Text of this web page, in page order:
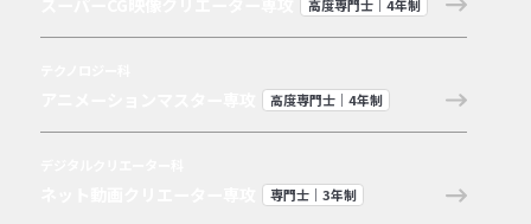
高度専門士｜4年制
高度専門士｜4年制
専門士｜3年制